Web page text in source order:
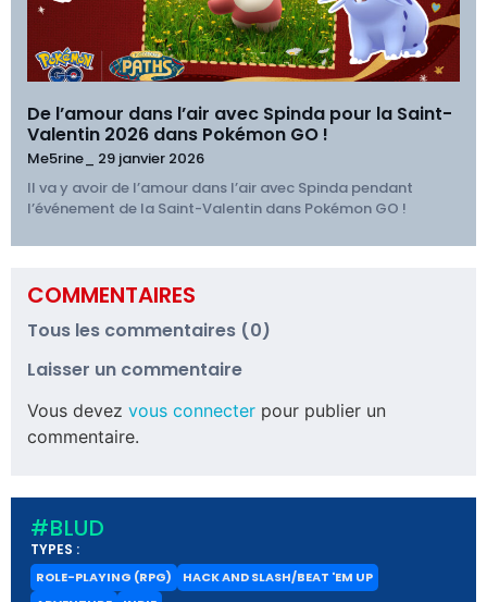
De l’amour dans l’air avec Spinda pour la Saint-
Valentin 2026 dans Pokémon GO !
Me5rine_ 29 janvier 2026
Il va y avoir de l’amour dans l’air avec Spinda pendant
l’événement de la Saint-Valentin dans Pokémon GO !
COMMENTAIRES
Tous les commentaires (0)
Laisser un commentaire
Vous devez vous connecter pour publier un
commentaire.
#BLUD
TYPES :
ROLE-PLAYING (RPG)
HACK AND SLASH/BEAT 'EM UP